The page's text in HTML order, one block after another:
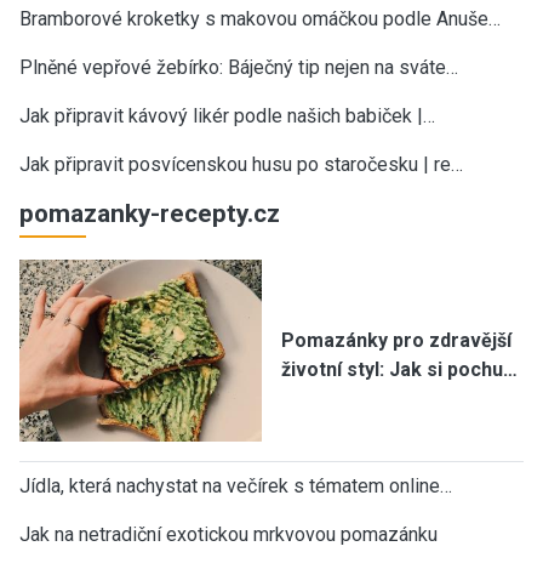
Bramborové kroketky s makovou omáčkou podle Anuše…
Plněné vepřové žebírko: Báječný tip nejen na sváte…
Jak připravit kávový likér podle našich babiček |…
Jak připravit posvícenskou husu po staročesku | re…
pomazanky-recepty.cz
Pomazánky pro zdravější
životní styl: Jak si pochu…
Jídla, která nachystat na večírek s tématem online…
Jak na netradiční exotickou mrkvovou pomazánku